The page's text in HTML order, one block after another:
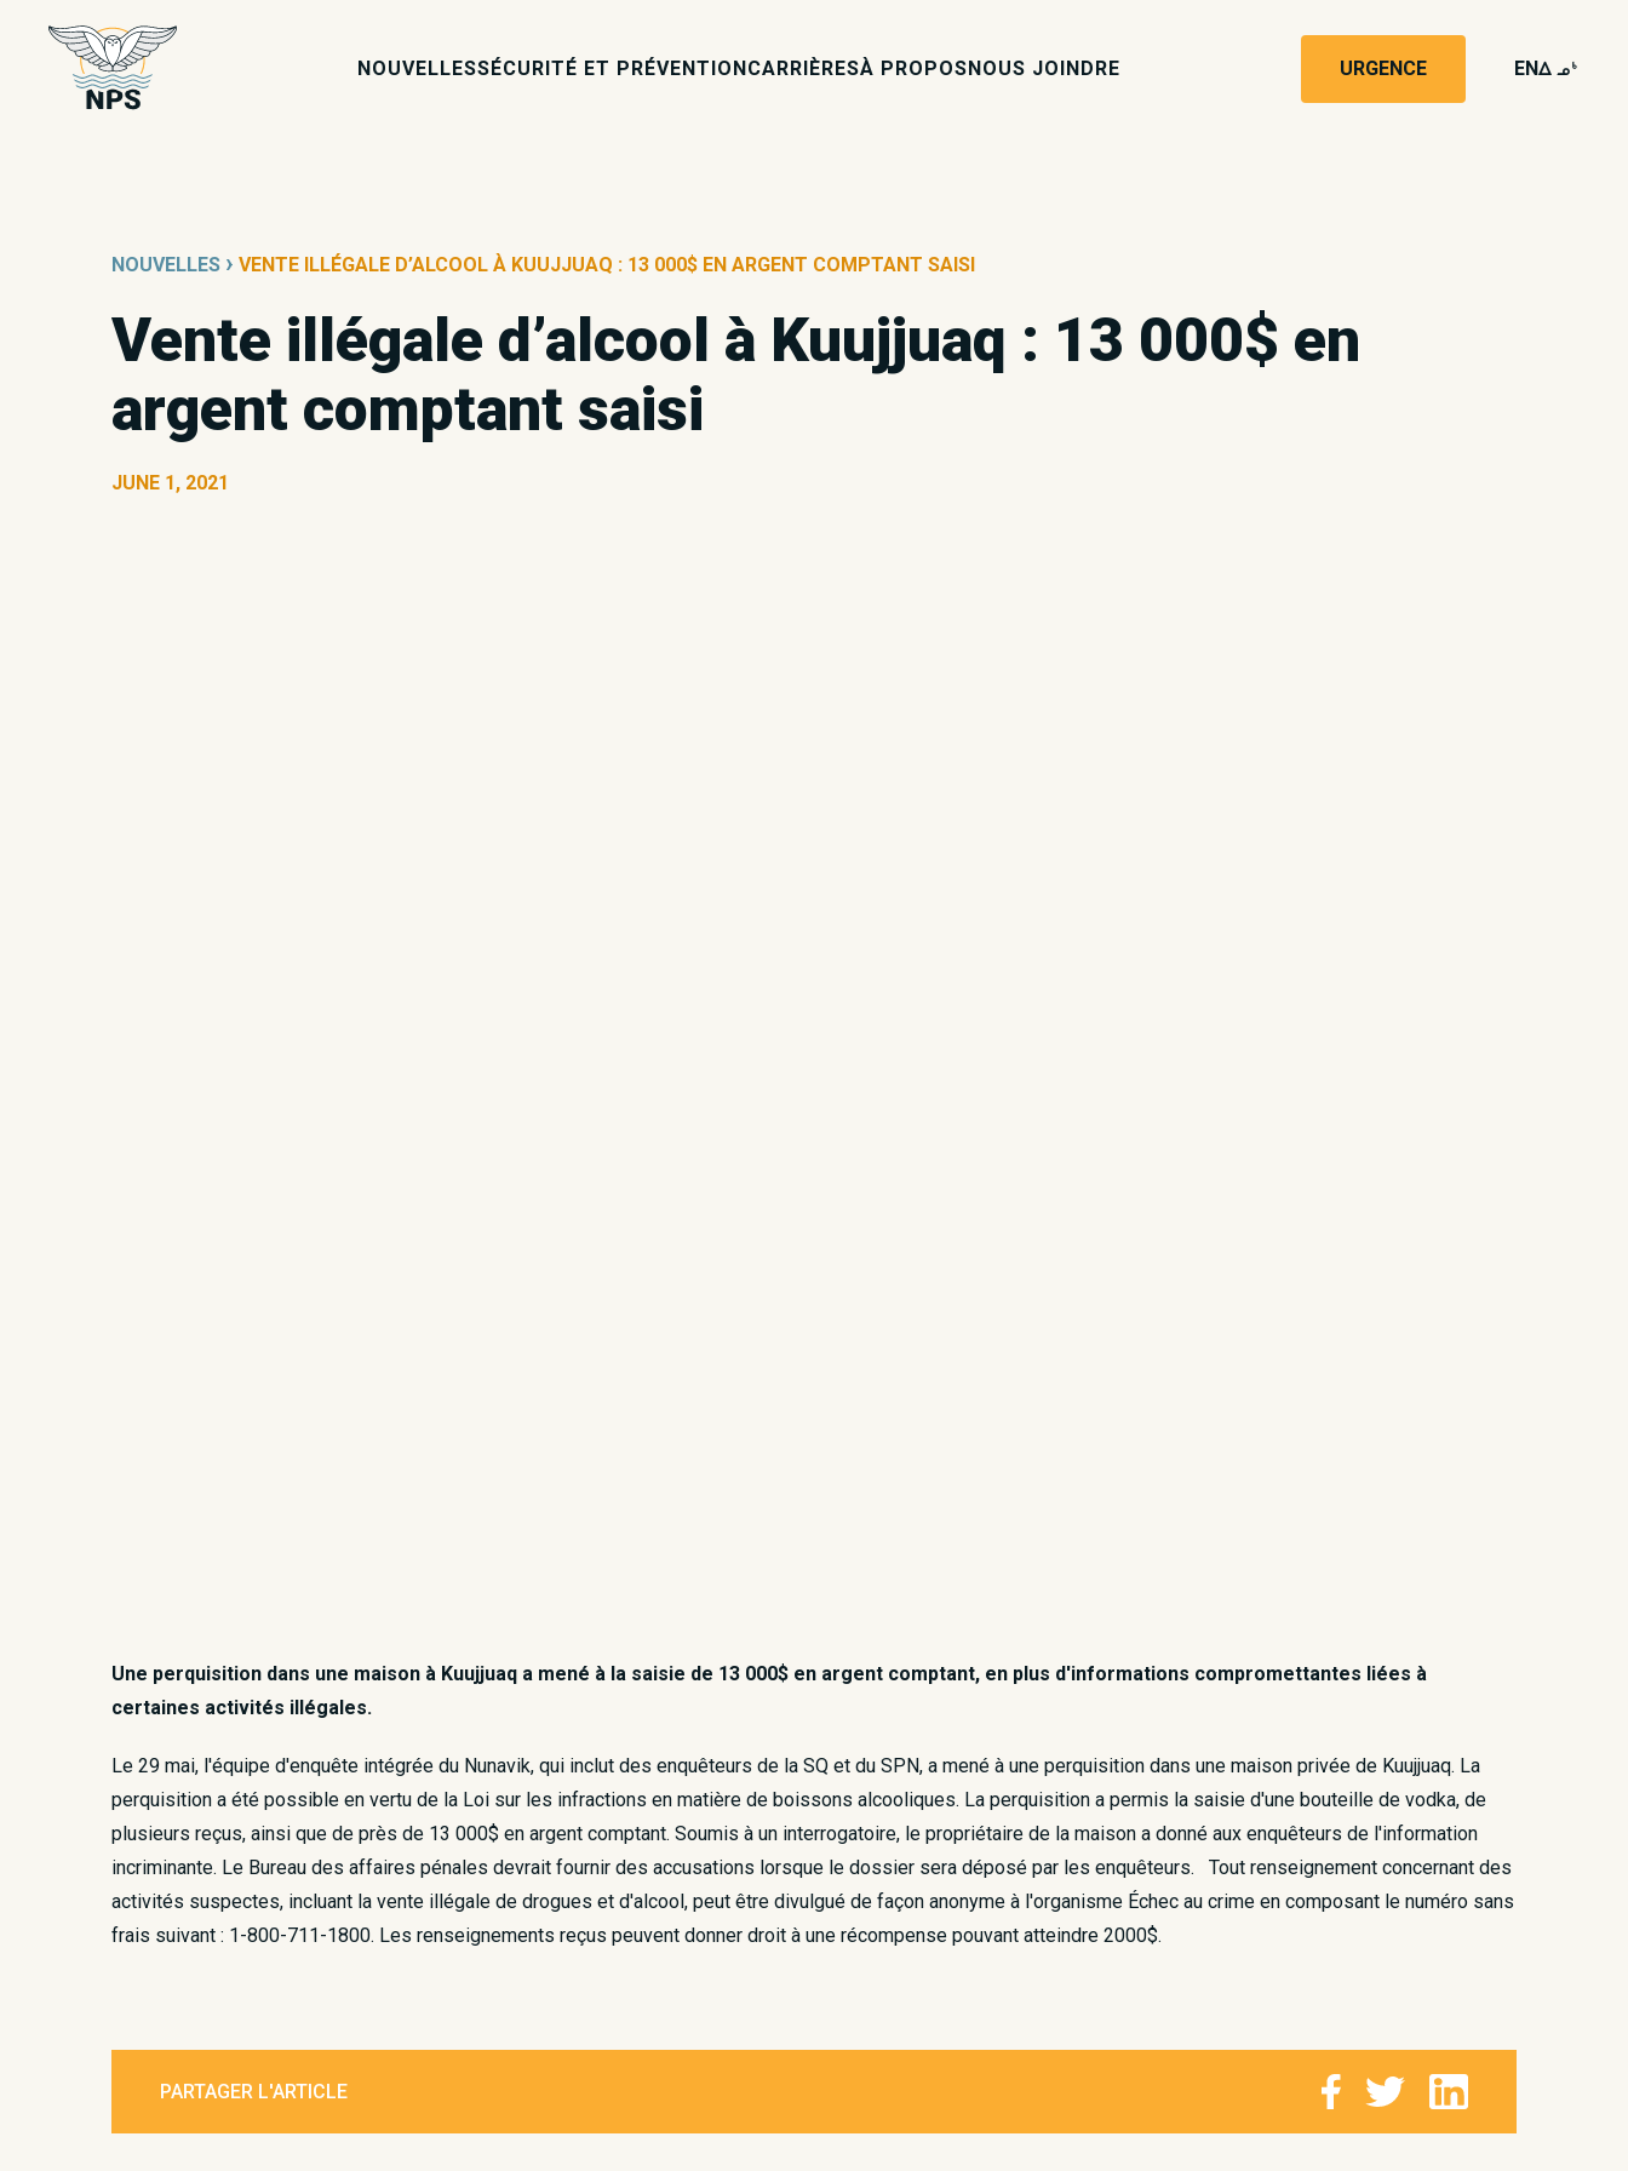
NOUVELLESSÉCURITÉ ET PRÉVENTIONCARRIÈRESÀ PROPOSNOUS JOINDRE URGENCE ENwk4
NOUVELLES › VENTE ILLÉGALE D’ALCOOL À KUUJJUAQ : 13 000$ EN ARGENT COMPTANT SAISI
Vente illégale d’alcool à Kuujjuaq : 13 000$ en
argent comptant saisi
JUNE 1, 2021
Une perquisition dans une maison à Kuujjuaq a mené à la saisie de 13 000$ en argent comptant, en plus d'informations compromettantes liées à
certaines activités illégales.
Le 29 mai, l'équipe d'enquête intégrée du Nunavik, qui inclut des enquêteurs de la SQ et du SPN, a mené à une perquisition dans une maison privée de Kuujjuaq. La
perquisition a été possible en vertu de la Loi sur les infractions en matière de boissons alcooliques. La perquisition a permis la saisie d'une bouteille de vodka, de
plusieurs reçus, ainsi que de près de 13 000$ en argent comptant. Soumis à un interrogatoire, le propriétaire de la maison a donné aux enquêteurs de l'information
incriminante. Le Bureau des affaires pénales devrait fournir des accusations lorsque le dossier sera déposé par les enquêteurs. Tout renseignement concernant des
activités suspectes, incluant la vente illégale de drogues et d'alcool, peut être divulgué de façon anonyme à l'organisme Échec au crime en composant le numéro sans
frais suivant : 1-800-711-1800. Les renseignements reçus peuvent donner droit à une récompense pouvant atteindre 2000$.
PARTAGER L'ARTICLE